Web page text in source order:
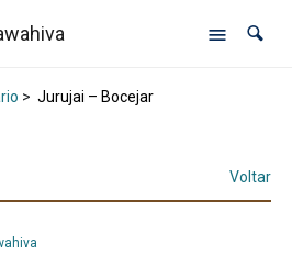
> Jurujai – Bocejar
Voltar